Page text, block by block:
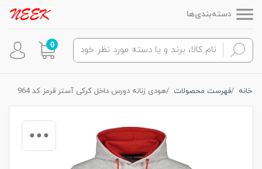
دسته‌بندی‌ها
0
خانه فهرست محصولات هودی زنانه دورس داخل کرکی آستر قرمز کد 964